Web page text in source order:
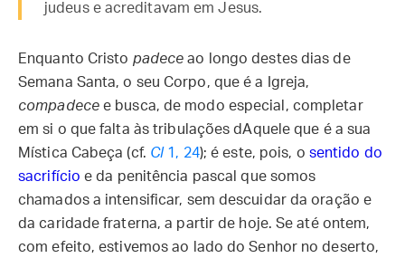
judeus e acreditavam em Jesus.
Enquanto Cristo padece ao longo destes dias de
Semana Santa, o seu Corpo, que é a Igreja,
compadecee busca, de modo especial, completar
em si o que falta às tribulações dAquele que é a sua
Mística Cabeça (cf. Cl 1, 24); é este, pois, o sentido do
sacrifício e da penitência pascal que somos
chamados a intensificar, sem descuidar da oração e
da caridade fraterna, a partir de hoje. Se até ontem,
com efeito, estivemos ao lado do Senhor no deserto,